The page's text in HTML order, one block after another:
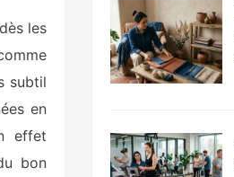
les
subtil
en
effet
bon